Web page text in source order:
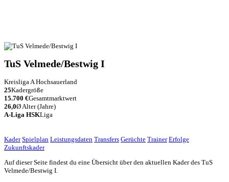
TuS Velmede/Bestwig I
Kreisliga A Hochsauerland
25Kadergröße
15.700 €Gesamtmarktwert
26,0Ø Alter (Jahre)
A-Liga HSKLiga
Kader Spielplan Leistungsdaten Transfers Gerüchte Trainer Erfolge
Zukunftskader
Auf dieser Seite findest du eine Übersicht über den aktuellen Kader des TuS
Velmede/Bestwig I.